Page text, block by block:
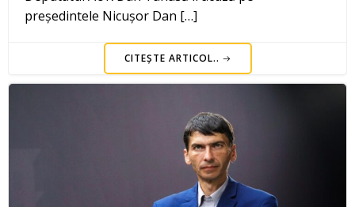
președintele Nicușor Dan […]
CITEȘTE ARTICOL..